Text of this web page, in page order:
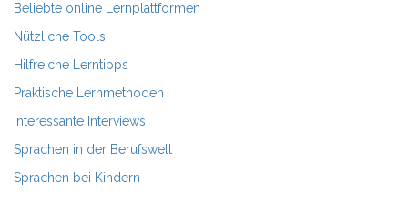
Beliebte online Lernplattformen
Nützliche Tools
Hilfreiche Lerntipps
Praktische Lernmethoden
Interessante Interviews
Sprachen in der Berufswelt
Sprachen bei Kindern